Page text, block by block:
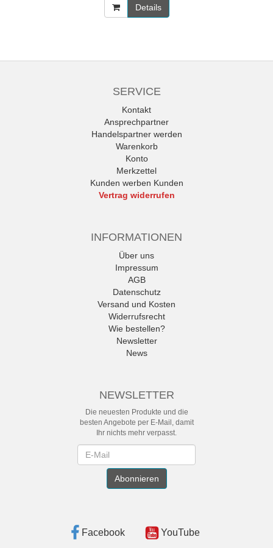
Details
SERVICE
Kontakt
Ansprechpartner
Handelspartner werden
Warenkorb
Konto
Merkzettel
Kunden werben Kunden
Vertrag widerrufen
INFORMATIONEN
Über uns
Impressum
AGB
Datenschutz
Versand und Kosten
Widerrufsrecht
Wie bestellen?
Newsletter
News
NEWSLETTER
Die neuesten Produkte und die
besten Angebote per E-Mail, damit
Ihr nichts mehr verpasst.
Abonnieren
Facebook YouTube